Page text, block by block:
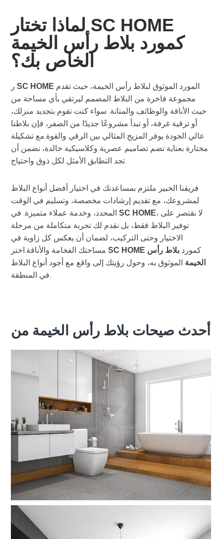
لماذا تختار SC HOME
كمورد بلاط رأس الخيمة
الخاص بك؟
SC HOME
مجموعة فاخرة من البلاط المصمم ليرتقي بأي مساحة من
حيث الأناقة والوظائف والمتانة. سواء كنت تقوم بتجديد منزلك،
أو ترقية غرفة، أو تبدأ مشروعًا جديدًا من الصفر، فإن بلاطنا
عالي الجودة يوفر المزيج المثالي بين الرقي والقوة.مع تشكيلة
مختارة بعناية تضم تصاميم عصرية وكلاسيكية خالدة، نضمن أن
تجد التطابق الأمثل لكل ذوق واحتياج.
فريقنا الخبير ملتزم بمساعدتك في اختيار أفضل أنواع البلاط
لمشروعك، مع تقديم إرشادات مخصصة، وتسليم في الوقت
SC HOME، لا نقتصر على
توفير البلاط فقط، بل نقدم لك تجربة متكاملة من مرحلة
الاختيار وحتى التركيب، لضمان أن يعكس كل زاوية في
SC HOME كمورد بلاط رأس
الخيمة الموثوق به، وحول رؤيتك إلى واقع مع أجود أنواع البلاط
في المنطقة.
أحدث صيحات بلاط رأس الخيمة من